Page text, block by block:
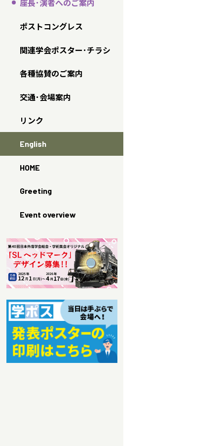
座長･演者へのご案内
ポストコングレス
関連学会ポスター･チラシ
各種協賛のご案内
交通･会場案内
リンク
English
HOME
Greeting
Event overview